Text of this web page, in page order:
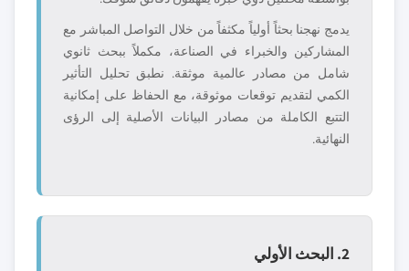
يدمج نهجنا بحثاً أولياً مكثفاً من خلال التواصل المباشر مع
المشاركين والخبراء في الصناعة، مكملاً ببحث ثانوي
شامل من مصادر عالمية موثقة. نطبق تحليل التأثير
الكمي لتقديم توقعات موثوقة، مع الحفاظ على إمكانية
التتبع الكاملة من مصادر البيانات الأصلية إلى الرؤى
النهائية.
2. البحث الأولي